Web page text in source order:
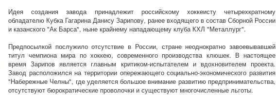
Идея создания завода принадлежит российскому хоккеисту четырехкратному
обладателю Кубка Гагарина Данису Зарипову, ранее входящего в состав Сборной России
и казанского "Ак Барса", ныне крайнему нападающему клуба КХЛ "Металлург".
Предпосылкой послужило отсутствие в России, стране неоднократно завоевывавшей
титул чемпиона мира по хоккею, современного производства клюшек. В настоящее
время Зарипов является главным критиком-испытателем и вдохновителем проекта.
Завод расположился на территории опережающего социально-экономического развития
"Набережные Челны", где уделяется большое внимание развитию предпринимательства,
отсутствуют бюрократические проволочки и существуют многочисленные льготы.